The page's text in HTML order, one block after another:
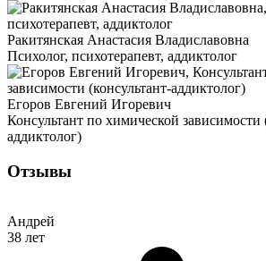
Ракитянская Анастасия Владиславовна
Психолог, психотерапевт, аддиктолог
Егоров Евгений Игоревич
Консультант по химической зависимости
аддиктолог)
Отзывы
Андрей
38 лет